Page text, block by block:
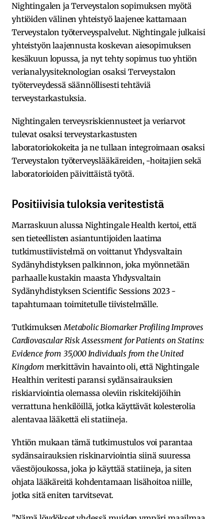
Nightingalen ja Terveystalon sopimuksen myötä
yhtiöiden välinen yhteistyö laajenee kattamaan
Terveystalon työterveyspalvelut. Nightingale julkaisi
yhteistyön laajennusta koskevan aiesopimuksen
kesäkuun lopussa, ja nyt tehty sopimus tuo yhtiön
verianalyysiteknologian osaksi Terveystalon
työterveydessä säännöllisesti tehtäviä
terveystarkastuksia.
Nightingalen terveysriskiennusteet ja veriarvot
tulevat osaksi terveystarkastusten
laboratoriokokeita ja ne tullaan integroimaan osaksi
Terveystalon työterveyslääkäreiden, -hoitajien sekä
laboratorioiden päivittäistä työtä.
Positiivisia tuloksia veritestistä
Marraskuun alussa Nightingale Health kertoi, että
sen tieteellisten asiantuntijoiden laatima
tutkimustiivistelmä on voittanut Yhdysvaltain
Sydänyhdistyksen palkinnon, joka myönnetään
parhaalle kustakin maasta Yhdysvaltain
Sydänyhdistyksen Scientific Sessions 2023 -
tapahtumaan toimitetulle tiivistelmälle.
Tutkimuksen Metabolic Biomarker Profiling Improves
Cardiovascular Risk Assessment for Patients on Statins:
Evidence from 35,000 Individuals from the United
Kingdom merkittävin havainto oli, että Nightingale
Healthin veritesti paransi sydänsairauksien
riskiarviointia olemassa oleviin riskitekijöihin
verrattuna henkilöillä, jotka käyttävät kolesterolia
alentavaa lääkettä eli statiineja.
Yhtiön mukaan tämä tutkimustulos voi parantaa
sydänsairauksien riskinarviointia siinä suuressa
väestöjoukossa, joka jo käyttää statiineja, ja siten
ohjata lääkäreitä kohdentamaan lisähoitoa niille,
jotka sitä eniten tarvitsevat.